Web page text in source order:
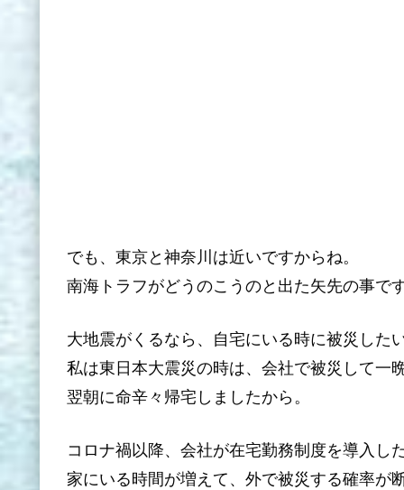
でも、東京と神奈川は近いですからね。
南海トラフがどうのこうのと出た矢先の事で
大地震がくるなら、自宅にいる時に被災した
私は東日本大震災の時は、会社で被災して一
翌朝に命辛々帰宅しましたから。
コロナ禍以降、会社が在宅勤務制度を導入し
家にいる時間が増えて、外で被災する確率が